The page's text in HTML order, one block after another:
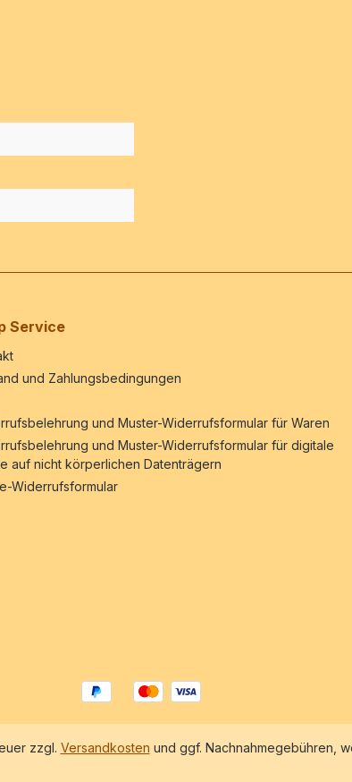
Service
und Zahlungsbedingungen
und Muster-Widerrufsformular für Waren
und Muster-Widerrufsformular für digitale
auf nicht körperlichen Datenträgern
Widerrufsformular
zzgl. Versandkosten und ggf. Nachnahmegebühren,